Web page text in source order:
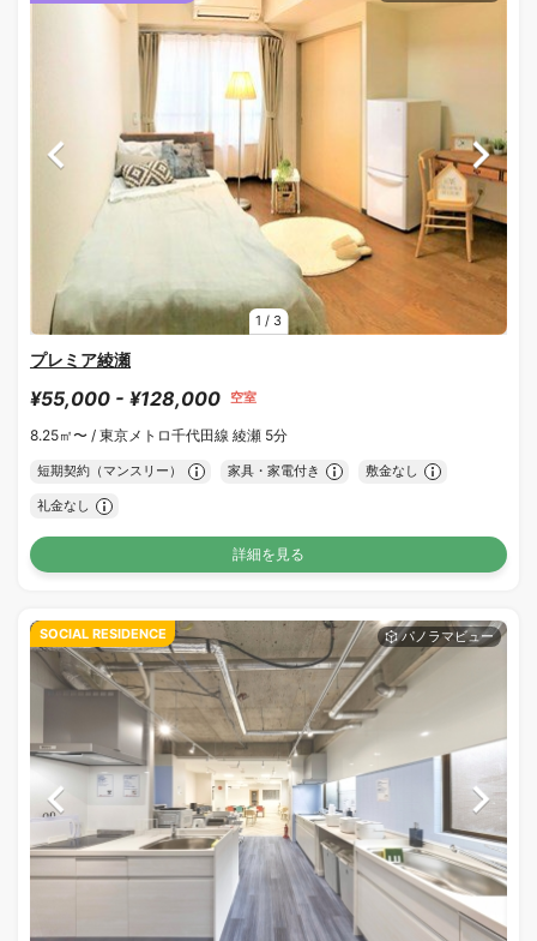
1 / 3
プレミア綾瀬
¥55,000 - ¥128,000 空室
8.25㎡〜 / 東京メトロ千代田線 綾瀬 5分
短期契約（マンスリー） 家具・家電付き 敷金なし
礼金なし
詳細を見る
SOCIAL RESIDENCE